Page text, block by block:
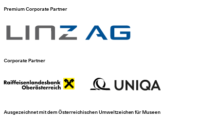
Premium Corporate Partner
Corporate Partner
Ausgezeichnet mit dem Österreichischen Umweltzeichen für Museen